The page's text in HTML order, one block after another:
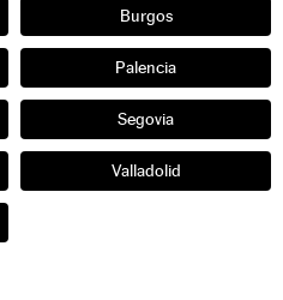
Burgos
Palencia
Segovia
Valladolid